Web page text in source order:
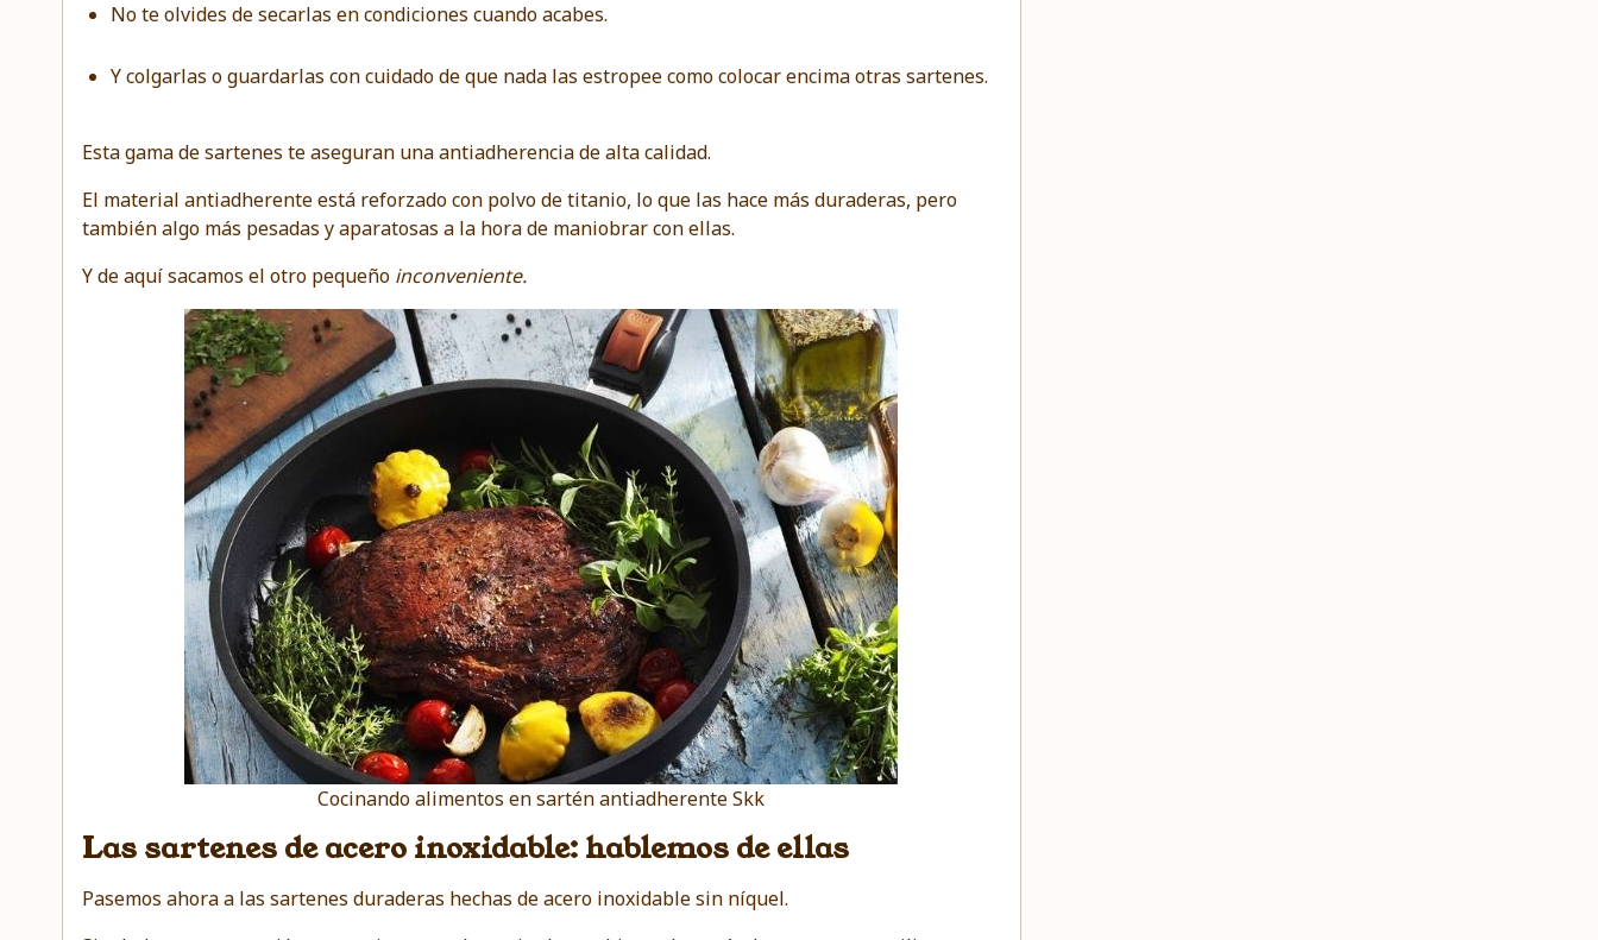
No te olvides de secarlas en condiciones cuando acabes.
Y colgarlas o guardarlas con cuidado de que nada las estropee como colocar encima otras sartenes.
Esta gama de sartenes te aseguran una antiadherencia de alta calidad.
El material antiadherente está reforzado con polvo de titanio, lo que las hace más duraderas, pero
también algo más pesadas y aparatosas a la hora de maniobrar con ellas.
Y de aquí sacamos el otro pequeño inconveniente.
Cocinando alimentos en sartén antiadherente Skk
Las sartenes de acero inoxidable: hablemos de ellas
Pasemos ahora a las sartenes duraderas hechas de acero inoxidable sin níquel.